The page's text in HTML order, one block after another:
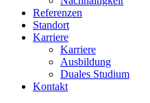
Referenzen
Standort
Karriere
Karriere
Ausbildung
Duales Studium
Kontakt